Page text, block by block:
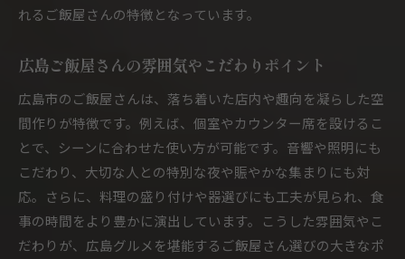
ご飯屋さんで楽しむ地元名物料理おすすめ例
広島市のご飯屋さんで味わう旬グルメ体験
夜ご飯に最適なご飯屋さん選びの基準
ご飯屋さんの雰囲気やサービスもチェック
夜ご飯利用で最適なご飯屋さんの見つけ方
ご飯屋さん選びで重視すべき口コミ情報
れるご飯屋さんの特徴となっています。
広島ご飯屋さんの雰囲気やこだわりポイント
広島市のご飯屋さんは、落ち着いた店内や趣向を凝らした空
間作りが特徴です。例えば、個室やカウンター席を設けるこ
とで、シーンに合わせた使い方が可能です。音響や照明にも
こだわり、大切な人との特別な夜や賑やかな集まりにも対
応。さらに、料理の盛り付けや器選びにも工夫が見られ、食
事の時間をより豊かに演出しています。こうした雰囲気やこ
だわりが、広島グルメを堪能するご飯屋さん選びの大きなポ